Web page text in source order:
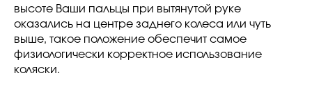
высоте Ваши пальцы при вытянутой руке
оказались на центре заднего колеса или чуть
выше, такое положение обеспечит самое
физиологически корректное использование
коляски.